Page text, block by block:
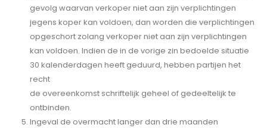
gevolg waarvan verkoper niet aan zijn verplichtingen
jegens koper kan voldoen, dan worden die verplichtingen
opgeschort zolang verkoper niet aan zijn verplichtingen
kan voldoen. Indien de in de vorige zin bedoelde situatie
30 kalenderdagen heeft geduurd, hebben partijen het
recht
de overeenkomst schriftelijk geheel of gedeeltelijk te
ontbinden.
Ingeval de overmacht langer dan drie maanden